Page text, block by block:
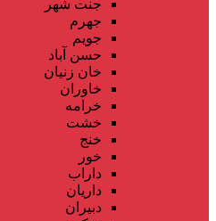
جنت شهر
جهرم
جویم
حسن آباد
خان زنیان
خاوران
خرامه
خشت
خنج
خور
داراب
داریان
دبیران